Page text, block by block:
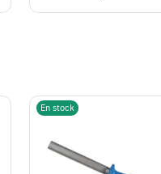
En stock